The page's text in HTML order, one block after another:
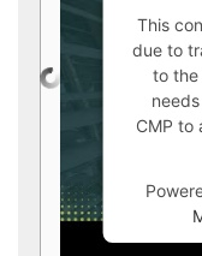
This
due to
to the
CMP to